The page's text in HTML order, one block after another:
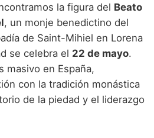
la figura del Beato
, un monje benedictino del
de Saint-Mihiel en Lorena
se celebra el 22 de mayo.
masivo en España,
con la tradición monástica
de la piedad y el liderazgo